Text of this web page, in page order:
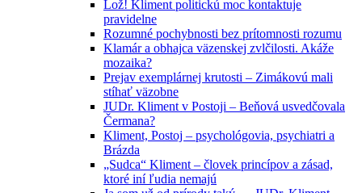
Lož! Kliment politickú moc kontaktuje
pravidelne
Rozumné pochybnosti bez prítomnosti rozumu
Klamár a obhajca väzenskej zvlčilosti. Akáže
mozaika?
Prejav exemplárnej krutosti – Zimákovú mali
stíhať väzobne
JUDr. Kliment v Postoji – Beňová usvedčovala
Čermana?
Kliment, Postoj – psychológovia, psychiatri a
Brázda
„Sudca“ Kliment – človek princípov a zásad,
ktoré iní ľudia nemajú